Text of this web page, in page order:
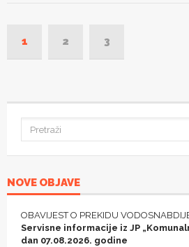
1 2 3
NOVE OBJAVE
OBAVIJEST O PREKIDU
Servisne informacije iz JP
dan 07.08.2026. godine